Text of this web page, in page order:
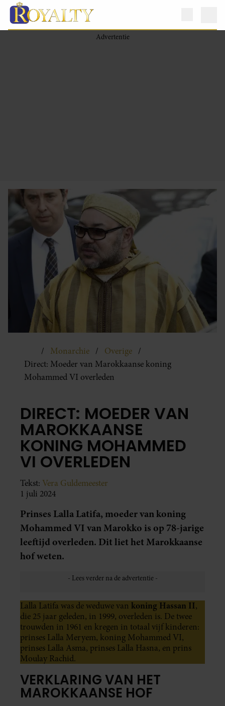
Monarchie
Overige
Direct: Moeder van Marokkaanse koning
Mohammed VI overleden
DIRECT: MOEDER VAN
MAROKKAANSE
KONING MOHAMMED
VI OVERLEDEN
Tekst: Vera Guldemeester
1 juli 2024
Prinses Lalla Latifa, moeder van koning
Mohammed VI van Marokko is op 78-jarige
leeftijd overleden. Dit liet het Marokkaanse
hof weten.
Lalla Latifa was de weduwe van koning Hassan II,
die 25 jaar geleden, in 1999, overleden is. De twee
trouwden in 1961 en kregen in totaal vijf kinderen:
prinses Lalla Meryem, koning Mohammed VI,
prinses Lalla Asma, prinses Lalla Hasna, en prins
Moulay Rachid.
VERKLARING VAN HET
MAROKKAANSE HOF